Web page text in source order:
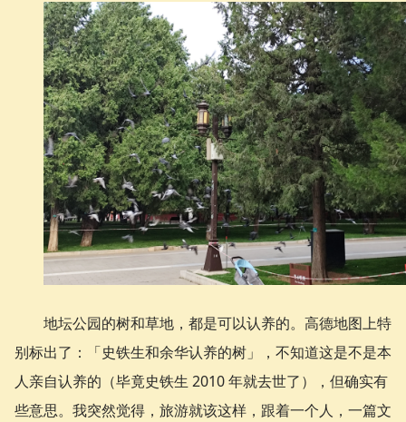
地坛公园的树和草地，都是可以认养的。高德地图上特
别标出了：「史铁生和余华认养的树」，不知道这是不是本
人亲自认养的（毕竟史铁生 2010 年就去世了），但确实有
些意思。我突然觉得，旅游就该这样，跟着一个人，一篇文